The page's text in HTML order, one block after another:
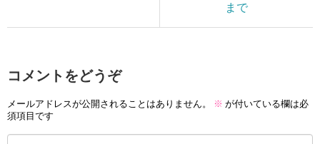
まで
コメントをどうぞ
メールアドレスが公開されることはありません。 ※ が付いている欄は必
須項目です